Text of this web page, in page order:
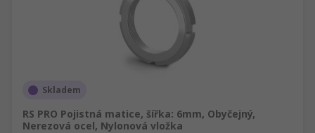
Skladem
RS PRO Pojistná matice, šířka: 6mm, Obyčejný,
Nerezová ocel, Nylonová vložka